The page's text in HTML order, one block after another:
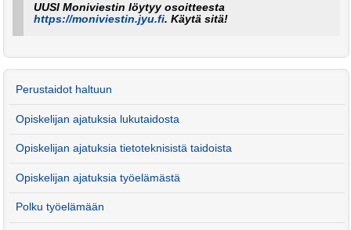
UUSI Moniviestin löytyy osoitteesta
https://moniviestin.jyu.fi. Käytä sitä!
Perustaidot haltuun
Opiskelijan ajatuksia lukutaidosta
Opiskelijan ajatuksia tietoteknisistä taidoista
Opiskelijan ajatuksia työelämästä
Polku työelämään